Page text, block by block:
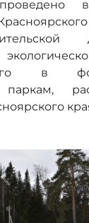
в
паркам,